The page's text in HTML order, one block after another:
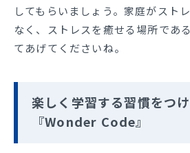
してもらいましょう。家庭がスト
なく、ストレスを癒せる場所であ
てあげてくださいね。
楽しく学習する習慣をつ
『Wonder Code』